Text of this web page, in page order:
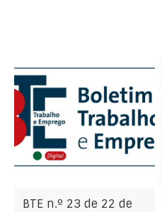
BTE n.º 23 de 22 de